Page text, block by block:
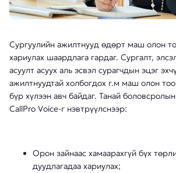
Сургуулийн ажилтнууд өдөрт маш олон
хариулах шаардлага гардаг. Сургалт,
асуулт асуух аль эсвэл сурагчдын эцэг
ажилтнуудтай холбогдох г.м маш олон
бүр хүлээн авч байдаг. Танай боловсролын
CallPro Voice-г нэвтрүүлснээр:
Орон зайнаас хамаарахгүй бүх
дуудлагадаа хариулах;